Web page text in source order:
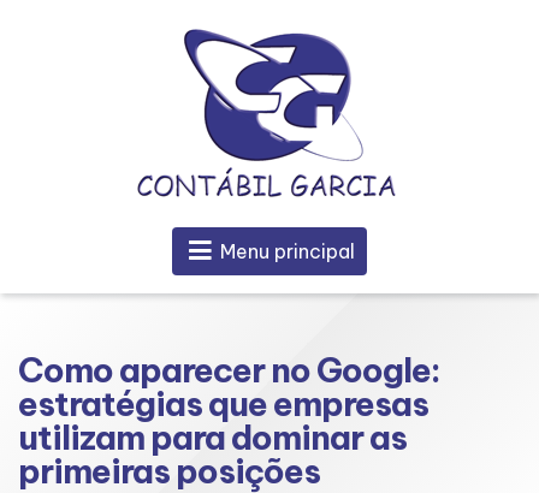
Menu principal
Como aparecer no Google:
estratégias que empresas
utilizam para dominar as
primeiras posições